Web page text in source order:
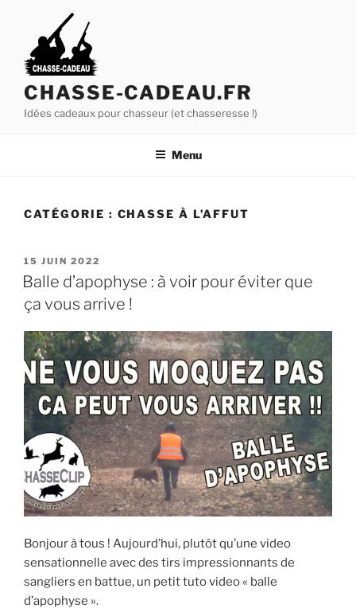
CHASSE-CADEAU.FR
Idées cadeaux pour chasseur (et chasseresse !)
Menu
CATÉGORIE : CHASSE À L’AFFUT
P
U
B
L
É
E
15 JUIN 2022
Balle d’apophyse : à voir pour éviter que
ça vous arrive !
Bonjour à tous ! Aujourd’hui, plutôt qu’une video
sensationnelle avec des tirs impressionnants de
sangliers en battue, un petit tuto video « balle
d’apophyse ».